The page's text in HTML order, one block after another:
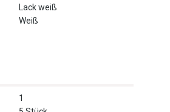
Lack weiß
Weiß
1